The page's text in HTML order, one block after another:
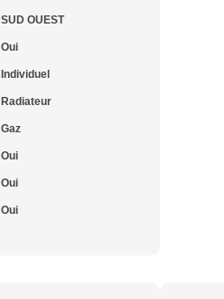
SUD OUEST
Oui
Individuel
Radiateur
Gaz
Oui
Oui
Oui